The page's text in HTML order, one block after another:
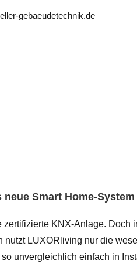
gebaeudetechnik.de
Smart Home-System
zertifizierte KNX-Anlage. Doch
nutzt LUXORliving nur die
unvergleichlich einfach in